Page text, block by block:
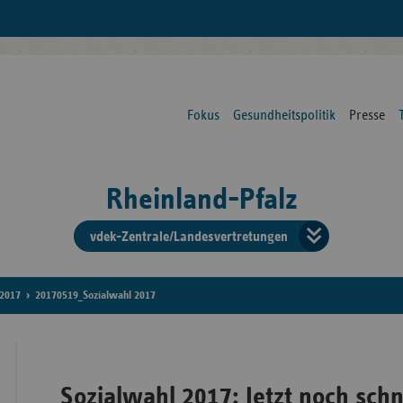
Fokus Gesundheitspolitik Presse
Rheinland-Pfalz
vdek-Zentrale/Landesvertretungen
der
2017 20170519_Sozialwahl 2017
Sozialwahl 2017: Jetzt noch